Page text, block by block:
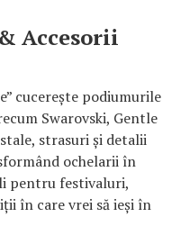
Accesorii
cucerește podiumurile
Swarovski, Gentle
strasuri și detalii
ochelarii în
pentru festivaluri,
în care vrei să ieși în